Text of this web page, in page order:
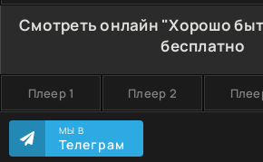
Смотреть онлайн "Хорошо
бесплатно
Плеер 1 Плеер 2
МЫ В
Телеграм